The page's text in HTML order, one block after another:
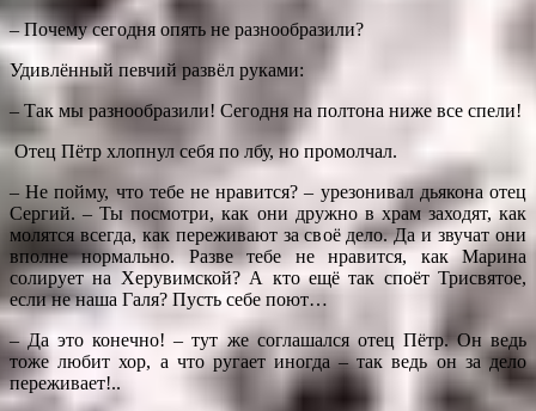
– Почему сегодня опять не разнообразили?
Удивлённый певчий развёл руками:
– Так мы разнообразили! Сегодня на полтона ниже все спели!
Отец Пётр хлопнул себя по лбу, но промолчал.
– Не пойму, что тебе не нравится? – урезонивал дьякона отец
Сергий. – Ты посмотри, как они дружно в храм заходят, как
молятся всегда, как переживают за своё дело. Да и звучат они
вполне нормально. Разве тебе не нравится, как Марина
солирует на Херувимской? А кто ещё так споёт Трисвятое,
если не наша Галя? Пусть себе поют…
– Да это конечно! – тут же соглашался отец Пётр. Он ведь
тоже любит хор, а что ругает иногда – так ведь он за дело
переживает!..